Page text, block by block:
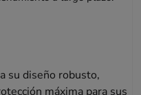
su diseño robusto,
máxima para sus